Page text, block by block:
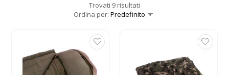
Trovati 9 risultati
Ordina per: